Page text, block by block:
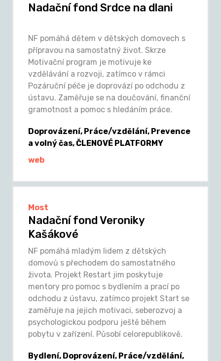
Nadační fond Srdce na dlani
NF pomáhá dětem v dětských domovech s
přípravou na samostatný život. Skrze
Motivační program je motivuje ke
vzdělávání a rozvoji, zatímco v rámci
Pozáruční péče je doprovází po odchodu z
ústavu. Zaměřuje se na doučování, finanční
gramotnost a pomoc s hledáním práce.
Doprovázení, Práce/vzdělání, Prevence
a volný čas, ČLENOVÉ PLATFORMY
web
Most
Nadační fond Veroniky
Kašákové
NF pomáhá mladým lidem z dětských
domovů s přechodem do samostatného
života. Projekt Restart jim poskytuje
mentory pro pomoc s bydlením a prací po
odchodu z ústavu, zatímco projekt Start se
zaměřuje na jejich motivaci, seberozvoj a
psychologickou podporu ještě během
pobytu v zařízení. Působí celorepublikově.
Bydlení, Doprovázení, Práce/vzdělání,